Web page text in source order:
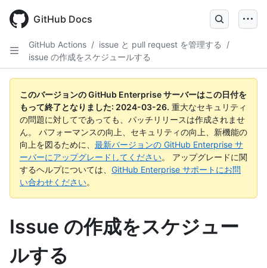
main
GitHub Docs
GitHub Actions / issue と pull request を管理する
/
issue の作成をスケジュールする
このバージョンの GitHub Enterprise サーバーはこの日付を
もって終了となりました: 2024-03-26. 重大なセキュリティ
の問題に対してであっても、パッチリリースは作成されませ
ん。 パフォーマンスの向上、セキュリティの向上、新機能の
向上を図るために、 最新バージョンの GitHub Enterprise サ
ーバーにアップグレードしてください。 アップグレードに関
するヘルプについては、 GitHub Enterprise サポートにお問
い合わせください。
Issue の作成をスケジュー
ルする